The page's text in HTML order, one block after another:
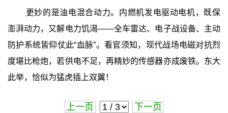
更妙的是油电混合动力。内燃机发电驱动电机，既保
澎湃动力，又解电力饥渴——全车雷达、电子战设备、主动
防护系统皆仰仗此“血脉”。看官须知，现代战场电磁对抗烈
度堪比枪炮，若供电不足，再精妙的传感器亦成废铁。东大
此举，恰似为猛虎插上双翼！
上一页 下一页